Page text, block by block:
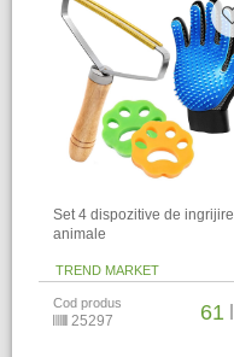
Set 4 dispozitive de ingrijire
animale
TREND MARKET
Cod produs
25297 61